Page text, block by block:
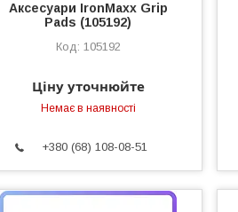
Аксесуари IronMaxx Grip
Pads (105192)
105192
Ціну уточнюйте
Немає в наявності
+380 (68) 108-08-51